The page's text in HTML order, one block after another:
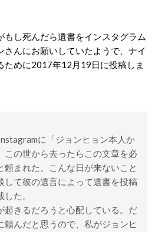
もし死んだら遺書をインスタグラム
さんにお願いしていたようで、ナイ
ために2017年12月19日に投稿しま
に「ジョンヒョン本人か
この世から去ったらこの文章を必
頼まれた。こんな日が来ないこと
して彼の遺言によって遺書を投稿
た。
起きるだろうと心配している。だ
頼んだと思うので、私がジョンヒ